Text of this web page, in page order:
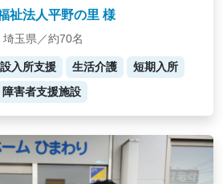
祉法人平野の里 様
埼玉県／約70名
入所支援 生活介護
短期入所
障害者支援施設